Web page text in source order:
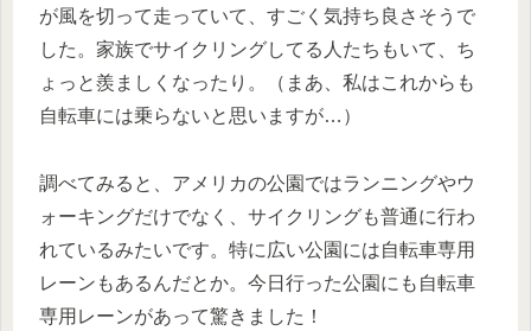
が風を切って走っていて、すごく気持ち良さそうで
した。家族でサイクリングしてる人たちもいて、ち
ょっと羨ましくなったり。（まあ、私はこれからも
自転車には乗らないと思いますが…）
調べてみると、アメリカの公園ではランニングやウ
ォーキングだけでなく、サイクリングも普通に行わ
れているみたいです。特に広い公園には自転車専用
レーンもあるんだとか。今日行った公園にも自転車
専用レーンがあって驚きました！